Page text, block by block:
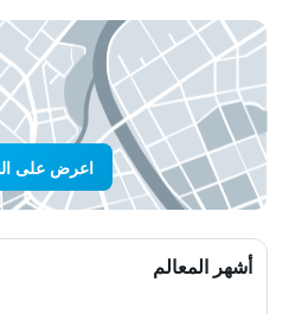
اعرض على
أشهر المعالم